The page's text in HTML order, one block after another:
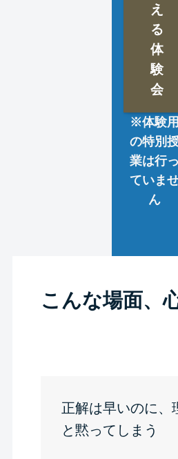
え
る
体
験
会
※体験用
の特別
業は行っ
ていま
ん
こんな場面、
正解は早いのに、
と黙ってしまう